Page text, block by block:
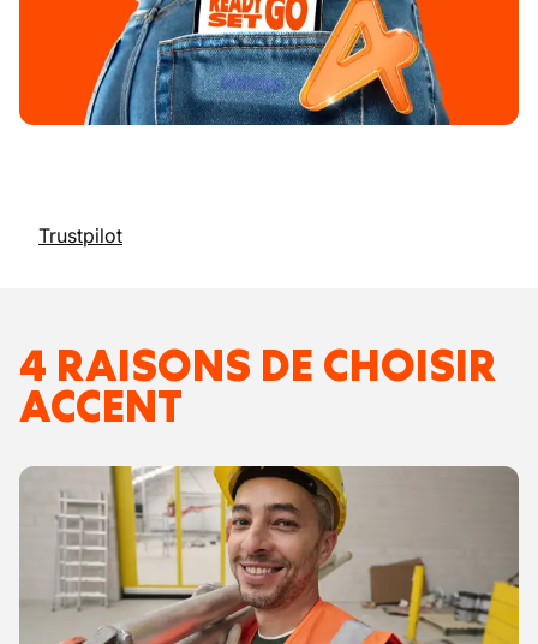
Trustpilot
4 RAISONS DE CHOISIR
ACCENT